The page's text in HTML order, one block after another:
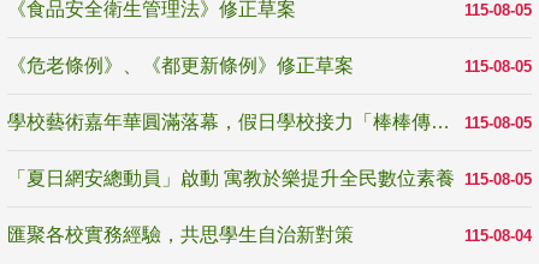
115-08-05
《食品安全衛生管理法》修正草案
115-08-05
《危老條例》、《都更新條例》修正草案
115-08-05
學校藝術嘉年華圓滿落幕，假日學校接力「棒棒傳美感」
115-08-05
「夏日網安總動員」啟動 寓教於樂提升全民數位素養
115-08-04
匯聚各校實務經驗，共思學生自治新對策